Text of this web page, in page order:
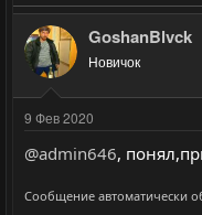
GoshanBlvck
Новичок
9 Фев 2020
@admin646,
Сообщение автоматически